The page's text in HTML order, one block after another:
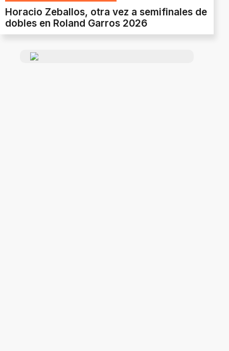
Horacio Zeballos, otra vez a semifinales de
dobles en Roland Garros 2026